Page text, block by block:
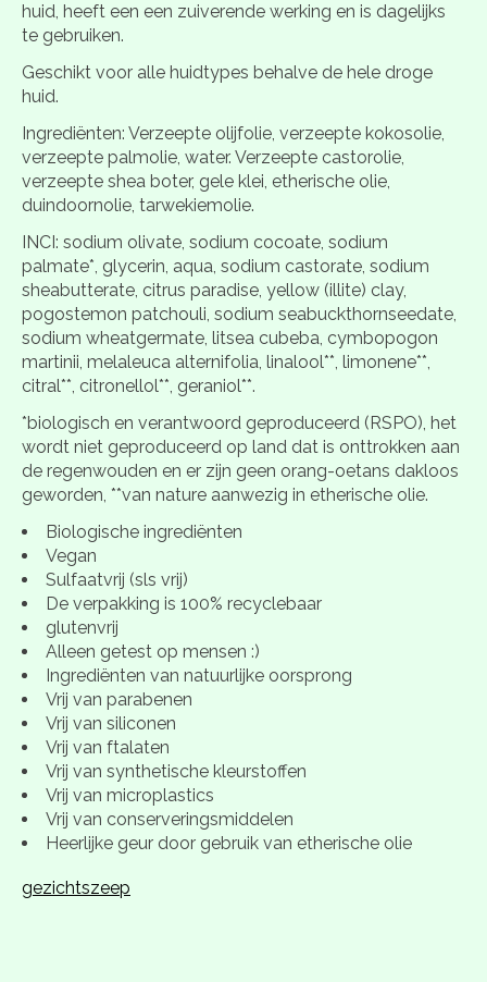
huid, heeft een een zuiverende werking en is dagelijks
te gebruiken.
Geschikt voor alle huidtypes behalve de hele droge
huid.
Ingrediënten: Verzeepte olijfolie, verzeepte kokosolie,
verzeepte palmolie, water. Verzeepte castorolie,
verzeepte shea boter, gele klei, etherische olie,
duindoornolie, tarwekiemolie.
INCI: sodium olivate, sodium cocoate, sodium
palmate*, glycerin, aqua, sodium castorate, sodium
sheabutterate, citrus paradise, yellow (illite) clay,
pogostemon patchouli, sodium seabuckthornseedate,
sodium wheatgermate, litsea cubeba, cymbopogon
martinii, melaleuca alternifolia, linalool**, limonene**,
citral**, citronellol**, geraniol**.
*biologisch en verantwoord geproduceerd (RSPO), het
wordt niet geproduceerd op land dat is onttrokken aan
de regenwouden en er zijn geen orang-oetans dakloos
geworden, **van nature aanwezig in etherische olie.
Biologische ingrediënten
Vegan
Sulfaatvrij (sls vrij)
De verpakking is 100% recyclebaar
glutenvrij
Alleen getest op mensen :)
Ingrediënten van natuurlijke oorsprong
Vrij van parabenen
Vrij van siliconen
Vrij van ftalaten
Vrij van synthetische kleurstoffen
Vrij van microplastics
Vrij van conserveringsmiddelen
Heerlijke geur door gebruik van etherische olie
gezichtszeep